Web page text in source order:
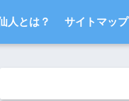
人とは？ サイトマップ